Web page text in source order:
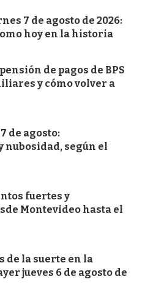
7 de agosto de 2026:
hoy en la historia
de pagos de BPS
y cómo volver a
de agosto:
nubosidad, según el
fuertes y
Montevideo hasta el
de la suerte en la
jueves 6 de agosto de